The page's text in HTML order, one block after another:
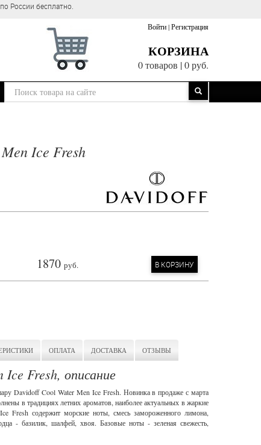
России бесплатно.
Войти|Регистрация
КОРЗИНА
0 товаров |0 руб.
Ice Fresh
1870 руб. В КОРЗИНУ
ОПЛАТА ДОСТАВКА ОТЗЫВЫ
Fresh, описание
Davidoff Cool Water Men Ice Fresh. Новинка в продаже с марта
в традициях летних ароматов, наиболее актуальных в жаркие
Fresh содержит морские ноты, смесь замороженного лимона,
- базилик, шалфей, хвоя. Базовые ноты - зеленая свежесть,